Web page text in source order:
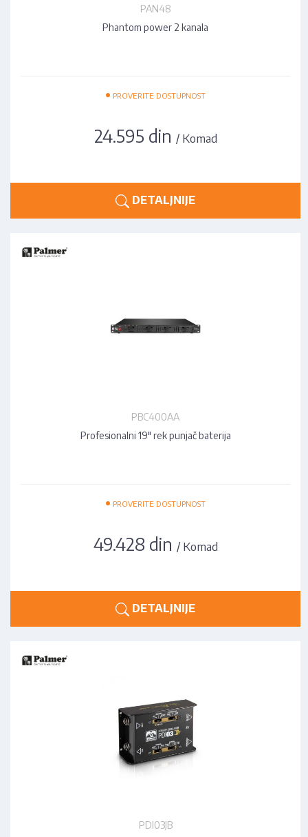
PAN48
Phantom power 2 kanala
• PROVERITE DOSTUPNOST
24.595 din / Komad
DETALJNIJE
PBC400AA
Profesionalni 19" rek punjač baterija
• PROVERITE DOSTUPNOST
49.428 din / Komad
DETALJNIJE
PDI03JB